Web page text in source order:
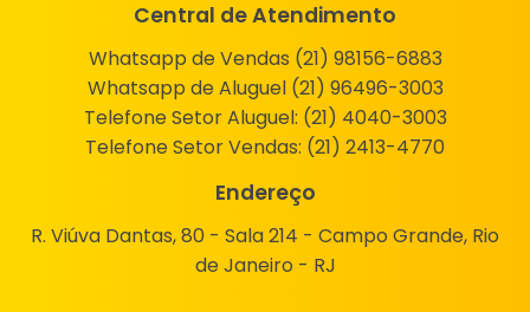
Central de Atendimento
Whatsapp de Vendas (21) 98156-6883
Whatsapp de Aluguel (21) 96496-3003
Telefone Setor Aluguel: (21) 4040-3003
Telefone Setor Vendas: (21) 2413-4770
Endereço
R. Viúva Dantas, 80 - Sala 214 - Campo Grande, Rio
de Janeiro - RJ